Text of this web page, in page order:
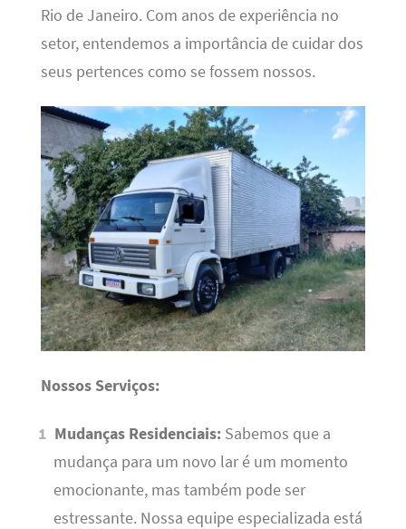
Rio de Janeiro. Com anos de experiência no
setor, entendemos a importância de cuidar dos
seus pertences como se fossem nossos.
Nossos Serviços:
Mudanças Residenciais: Sabemos que a
mudança para um novo lar é um momento
emocionante, mas também pode ser
estressante. Nossa equipe especializada está